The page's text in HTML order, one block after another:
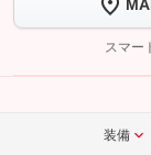
トーク画面
完了してく
スマー
装備